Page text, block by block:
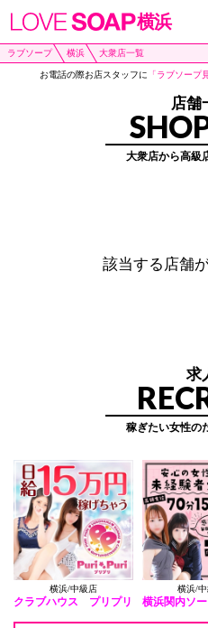
横浜
ラブソープ 横浜 大衆店一覧
お電話の際お店スタッフに 「ラブソープ
店舗
大衆店から高級
該当する店舗
求
稼ぎたい女性の
横浜/中級店
クラブハウス プリプリ
横浜/